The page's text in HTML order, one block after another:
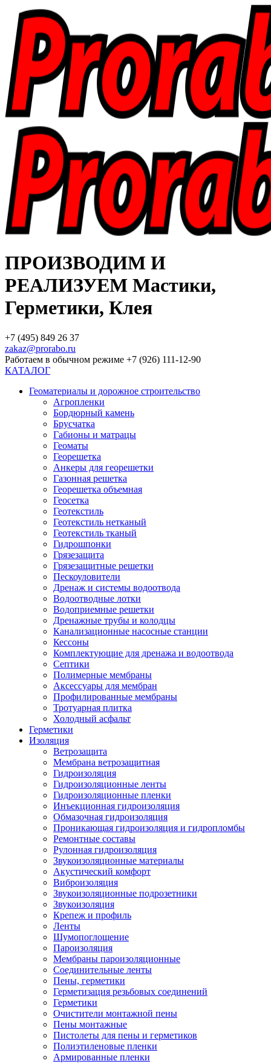
ПРОИЗВОДИМ И
РЕАЛИЗУЕМ Мастики,
Герметики, Клея
+7 (495) 849 26 37
zakaz@prorabo.ru
Работаем в обычном режиме +7 (926) 111-12-90
КАТАЛОГ
Геоматериалы и дорожное строительство
Агропленки
Бордюрный камень
Брусчатка
Габионы и матрацы
Геоматы
Георешетка
Анкеры для георешетки
Газонная решетка
Георешетка объемная
Геосетка
Геотекстиль
Геотекстиль нетканый
Геотекстиль тканый
Гидрошпонки
Грязезащита
Грязезащитные решетки
Пескоуловители
Дренаж и системы водоотвода
Водоотводные лотки
Водоприемные решетки
Дренажные трубы и колодцы
Канализационные насосные станции
Кессоны
Комплектующие для дренажа и водоотвода
Септики
Полимерные мембраны
Аксессуары для мембран
Профилированные мембраны
Тротуарная плитка
Холодный асфальт
Герметики
Изоляция
Ветрозащита
Мембрана ветрозащитная
Гидроизоляция
Гидроизоляционные ленты
Гидроизоляционные пленки
Инъекционная гидроизоляция
Обмазочная гидроизоляция
Проникающая гидроизоляция и гидропломбы
Ремонтные составы
Рулонная гидроизоляция
Звукоизоляционные материалы
Акустический комфорт
Виброизоляция
Звукоизоляционные подрозетники
Звукоизоляция
Крепеж и профиль
Ленты
Шумопоглощение
Пароизоляция
Мембраны пароизоляционные
Соединительные ленты
Пены, герметики
Герметизация резьбовых соединений
Герметики
Очистители монтажной пены
Пены монтажные
Пистолеты для пены и герметиков
Полиэтиленовые пленки
Армированные пленки